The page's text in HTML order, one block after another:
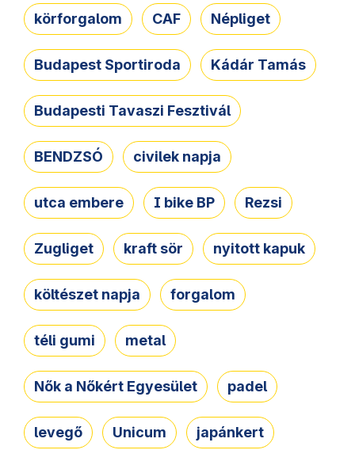
körforgalom CAF Népliget
Budapest Sportiroda Kádár Tamás
Budapesti Tavaszi Fesztivál
BENDZSÓ civilek napja
utca embere I bike BP Rezsi
Zugliget kraft sör nyitott kapuk
költészet napja forgalom
téli gumi metal
Nők a Nőkért Egyesület padel
levegő Unicum japánkert